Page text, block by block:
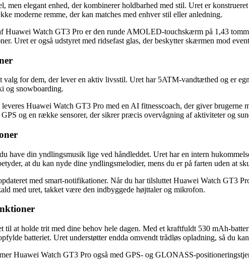
men elegant enhed, der kombinerer holdbarhed med stil. Uret er
moderne remme, der kan matches med enhver stil eller anledning.
Huawei Watch GT3 Pro er den runde AMOLED-touchskærm på 1,43
Uret er også udstyret med ridsefast glas, der beskytter skærmen mod
valg for dem, der lever en aktiv livsstil. Uret har 5ATM-vandtæthed og er
og snowboarding.
Huawei Watch GT3 Pro med en AI fitnesscoach, der giver
og en række sensorer, der sikrer præcis overvågning af aktiviteter og
have din yndlingsmusik lige ved håndleddet. Uret har en intern
at du kan nyde dine yndlingsmelodier, mens du er på farten uden at
med smart-notifikationer. Når du har tilsluttet Huawei Watch GT3
med uret, takket være den indbyggede højttaler og mikrofon.
til at holde trit med dine behov hele dagen. Med et kraftfuldt 530 mAh-
batteriet. Uret understøtter endda omvendt trådløs opladning, så du
Huawei Watch GT3 Pro også med GPS- og GLONASS-